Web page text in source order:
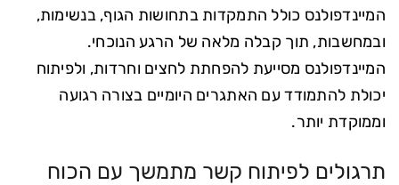
המיינדפולנס כולל התמקדות בתחושות הגוף, בנשימות,
ובמחשבות, תוך קבלה מלאה של הרגע הנוכחי.
המיינדפולנס מסייעת להפחתת לחצים וחרדות, ולפיתוח
יכולת להתמודד עם האתגרים היומיים בצורה רגועה
וממוקדת יותר.
תרגולים לפיתוח קשר מתמשך עם הכוח